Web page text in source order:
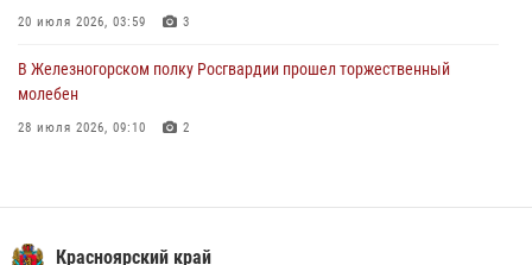
20 июля 2026, 03:59 3
В Железногорском полку Росгвардии прошел торжественный
молебен
28 июля 2026, 09:10 2
10 июля 2026, 06:18 4
Военнослужащие Росгвардии железногорской воинской части
Красноярский край